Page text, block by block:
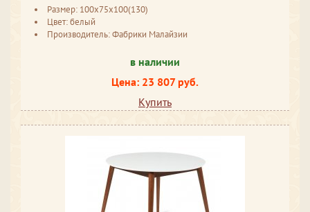
Размер: 100х75х100(130)
Цвет: белый
Производитель: Фабрики Малайзии
в наличии
Цена: 23 807 руб.
Купить